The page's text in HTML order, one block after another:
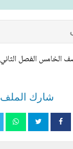
الخامس الفصل الثاني
شارك الملف